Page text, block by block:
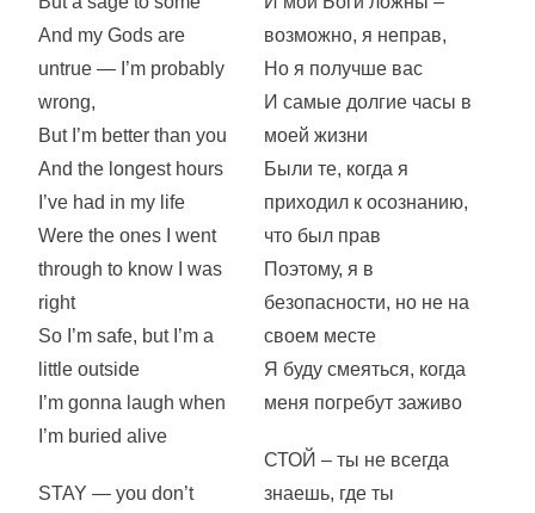
And my Gods are
untrue — I’m probably
wrong,
But I’m better than you
And the longest hours
I’ve had in my life
Were the ones I went
through to know I was
right
So I’m safe, but I’m a
little outside
I’m gonna laugh when
I’m buried alive
STAY — you don’t
возможно, я неправ,
Но я получше вас
И самые долгие часы в
моей жизни
Были те, когда я
приходил к осознанию,
что был прав
Поэтому, я в
безопасности, но не на
своем месте
Я буду смеяться, когда
меня погребут заживо
СТОЙ – ты не всегда
знаешь, где ты